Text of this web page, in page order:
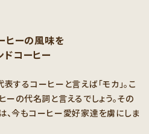
ヒーの風味を
コーヒー
するコーヒーと言えば「モカ」。こ
ーの代名詞と言えるでしょう。その
、今もコーヒー愛好家達を虜にしま